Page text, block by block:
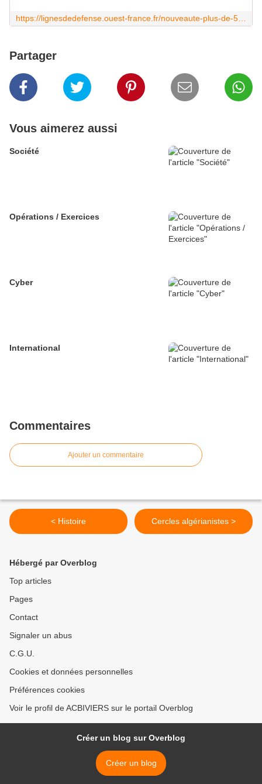
Partager
Vous aimerez aussi
Société
Opérations / Exercices
Cyber
International
Commentaires
Ajouter un commentaire
< Histoire Cercles algérianistes >
Hébergé par Overblog
Top articles
Pages
Contact
Signaler un abus
C.G.U.
Cookies et données personnelles
Préférences cookies
Voir le profil de ACBIVIERS sur le portail Overblog
Créer un blog sur Overblog
Créer un blog